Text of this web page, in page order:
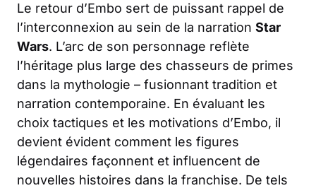
Le retour d’Embo sert de puissant rappel de
l’interconnexion au sein de la narration Star
Wars. L’arc de son personnage reflète
l’héritage plus large des chasseurs de primes
dans la mythologie – fusionnant tradition et
narration contemporaine. En évaluant les
choix tactiques et les motivations d’Embo, il
devient évident comment les figures
légendaires façonnent et influencent de
nouvelles histoires dans la franchise. De tels